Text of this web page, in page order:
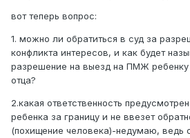
вот теперь вопрос:
1. можно ли обратиться в суд за
конфликта интересов, и как будет
разрешение на выезд на ПМЖ ребенку
отца?
2.какая ответственность
ребенка за границу и не ввезет
(похищение человека)-недумаю, ведь